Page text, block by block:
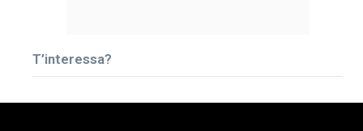
T’interessa?